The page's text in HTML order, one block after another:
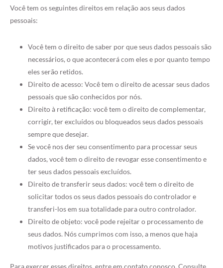
Você tem os seguintes direitos em relação aos seus dados
pessoais:
Você tem o direito de saber por que seus dados pessoais são
necessários, o que acontecerá com eles e por quanto tempo
eles serão retidos.
Direito de acesso: Você tem o direito de acessar seus dados
pessoais que são conhecidos por nós.
Direito à retificação: você tem o direito de complementar,
corrigir, ter excluídos ou bloqueados seus dados pessoais
sempre que desejar.
Se você nos der seu consentimento para processar seus
dados, você tem o direito de revogar esse consentimento e
ter seus dados pessoais excluídos.
Direito de transferir seus dados: você tem o direito de
solicitar todos os seus dados pessoais do controlador e
transferi-los em sua totalidade para outro controlador.
Direito de objeto: você pode rejeitar o processamento de
seus dados. Nós cumprimos com isso, a menos que haja
motivos justificados para o processamento.